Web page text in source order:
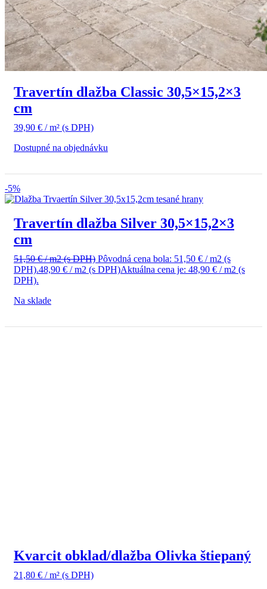
Travertín dlažba Classic 30,5×15,2×3
cm
39,90 € / m² (s DPH)
Dostupné na objednávku
-5%
Travertín dlažba Silver 30,5×15,2×3
cm
51,50€/ m2(s DPH) Pôvodná cena bola: 51,50 € / m2 (s
DPH).48,90 € / m2 (s DPH)Aktuálna cena je: 48,90 € / m2 (s
DPH).
Na sklade
Kvarcit obklad/dlažba Olivka štiepaný
21,80 € / m² (s DPH)